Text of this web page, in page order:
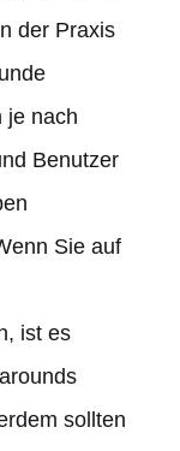
der Praxis
je nach
Benutzer
Sie auf
ist es
sollten